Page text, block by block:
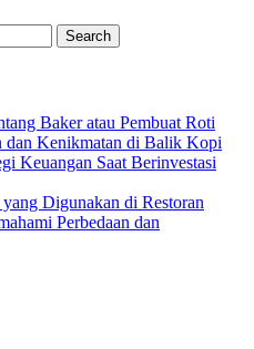
Baker atau Pembuat Roti
dan Kenikmatan di Balik Kopi
Keuangan Saat Berinvestasi
Digunakan di Restoran
Perbedaan dan